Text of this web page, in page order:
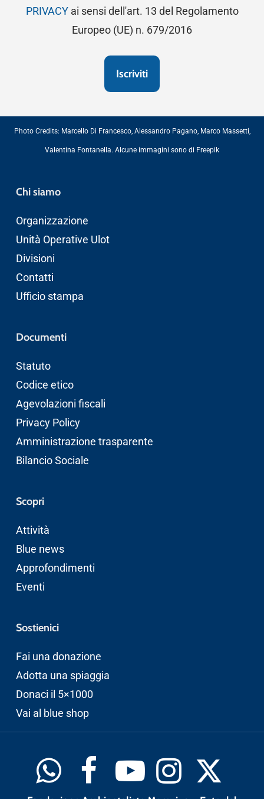
PRIVACYai sensi dell'art. 13 del Regolamento
Europeo (UE) n. 679/2016
Photo Credits: Marcello Di Francesco, Alessandro Pagano, Marco Massetti,
Valentina Fontanella. Alcune immagini sono di Freepik
Chi siamo
Organizzazione
Unità Operative Ulot
Divisioni
Contatti
Ufficio stampa
Documenti
Statuto
Codice etico
Agevolazioni fiscali
Privacy Policy
Amministrazione trasparente
Bilancio Sociale
Scopri
Attività
Blue news
Approfondimenti
Eventi
Sostienici
Fai una donazione
Adotta una spiaggia
Donaci il 5×1000
Vai al blue shop